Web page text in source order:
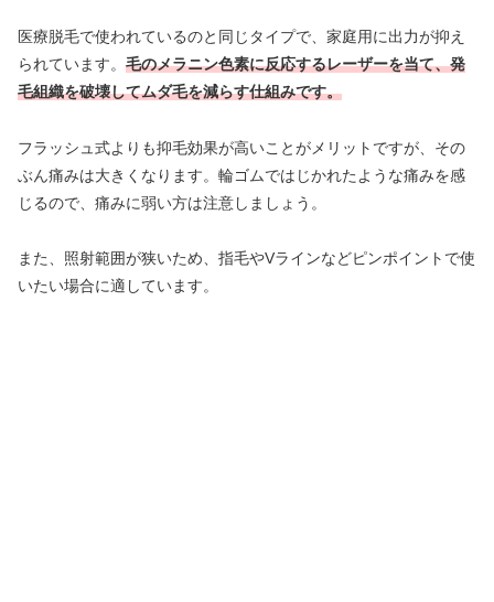
医療脱毛で使われているのと同じタイプで、家庭用に出力が抑え
られています。 毛のメラニン色素に反応するレーザーを当て、発
毛組織を破壊してムダ毛を減らす仕組みです。
フラッシュ式よりも抑毛効果が高いことがメリットですが、その
ぶん痛みは大きくなります。輪ゴムではじかれたような痛みを感
じるので、痛みに弱い方は注意しましょう。
また、照射範囲が狭いため、指毛やVラインなどピンポイントで使
いたい場合に適しています。